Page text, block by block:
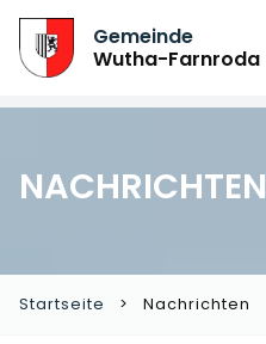
Gemeinde
Wutha-Farnroda
NACHRICHTEN
Startseite Nachrichten